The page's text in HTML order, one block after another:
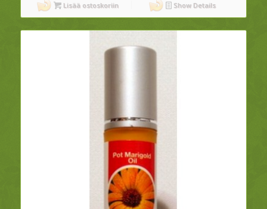
Lisää ostoskoriin Show Details